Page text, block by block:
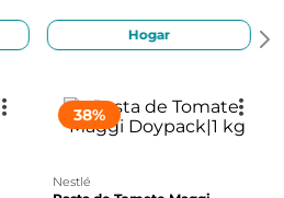
Hogar
38%
nestlé